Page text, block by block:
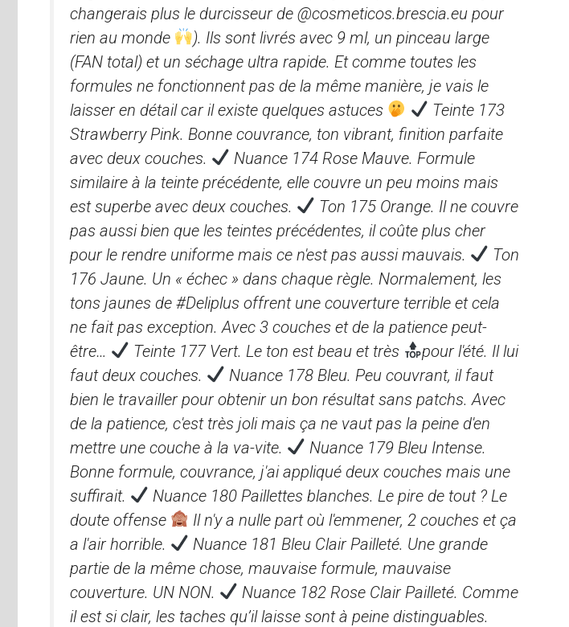
changerais plus le durcisseur de @cosmeticos.brescia.eu pour
rien au monde
). Ils sont livrés avec 9 ml, un pinceau large
(FAN total) et un séchage ultra rapide. Et comme toutes les
formules ne fonctionnent pas de la même manière, je vais le
laisser en détail car il existe quelques astuces
Teinte 173
Strawberry Pink. Bonne couvrance, ton vibrant, finition parfaite
avec deux couches.
Nuance 174 Rose Mauve. Formule
similaire à la teinte précédente, elle couvre un peu moins mais
est superbe avec deux couches.
Ton 175 Orange. Il ne couvre
pas aussi bien que les teintes précédentes, il coûte plus cher
pour le rendre uniforme mais ce n'est pas aussi mauvais.
Ton
176 Jaune. Un « échec » dans chaque règle. Normalement, les
tons jaunes de #Deliplus offrent une couverture terrible et cela
ne fait pas exception. Avec 3 couches et de la patience peut-
être…
Teinte 177 Vert. Le ton est beau et très
pour l'été. Il lui
faut deux couches.
Nuance 178 Bleu. Peu couvrant, il faut
bien le travailler pour obtenir un bon résultat sans patchs. Avec
de la patience, c'est très joli mais ça ne vaut pas la peine d'en
mettre une couche à la va-vite.
Nuance 179 Bleu Intense.
Bonne formule, couvrance, j'ai appliqué deux couches mais une
suffirait.
Nuance 180 Paillettes blanches. Le pire de tout ? Le
doute offense
Il n'y a nulle part où l'emmener, 2 couches et ça
a l'air horrible.
Nuance 181 Bleu Clair Pailleté. Une grande
partie de la même chose, mauvaise formule, mauvaise
couverture. UN NON.
Nuance 182 Rose Clair Pailleté. Comme
il est si clair, les taches qu’il laisse sont à peine distinguables.